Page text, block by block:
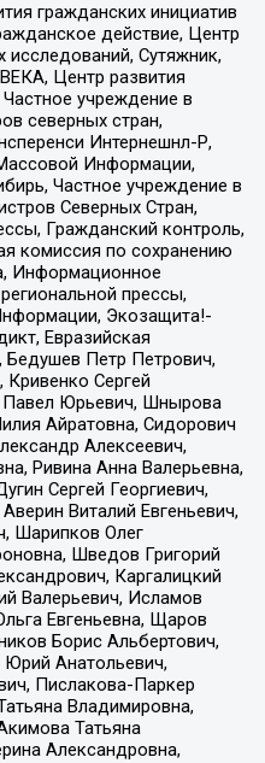
гражданских инициатив
действие, Центр
исследований, Сутяжник,
Центр развития
учреждение в
северных стран,
Интернешнл-Р,
Информации,
Частное учреждение в
Северных Стран,
Гражданский контроль,
комиссия по сохранению
Информационное
прессы,
Экозащита!-
Евразийская
Бедушев Петр Петрович,
Кривенко Сергей
Павел Юрьевич, Шнырова
Айратовна, Сидорович
Алексеевич,
Ривина Анна Валерьевна,
Сергей Георгиевич,
Виталий Евгеньевич,
Шарипков Олег
Шведов Григорий
Каргалицкий
Валерьевич, Исламов
Евгеньевна, Щаров
Борис Альбертович,
Юрий Анатольевич,
Пислакова-Паркер
Владимировна,
Татьяна
Александровна,